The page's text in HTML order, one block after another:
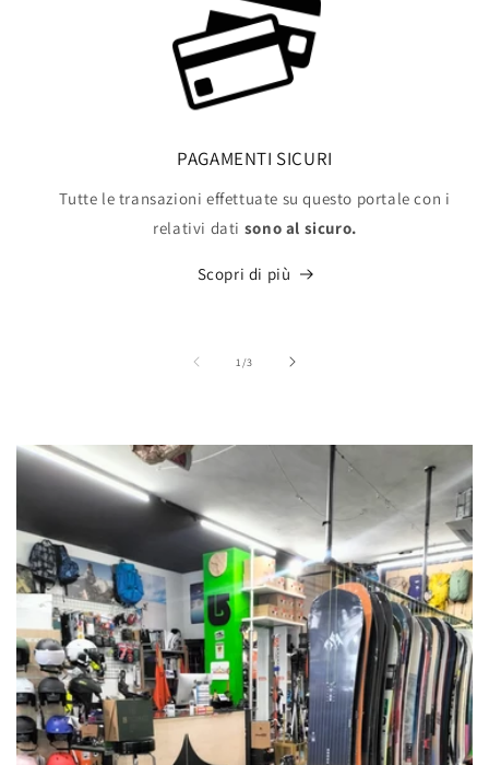
PAGAMENTI SICURI
Tutte le transazioni effettuate su questo portale con i
relativi dati sono al sicuro.
Scopri di più
1/su
3